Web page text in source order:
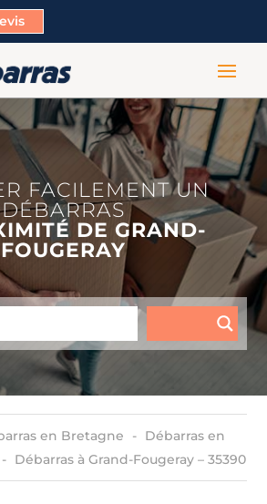
FACILEMENT UN
DÉBARRAS
DE GRAND-
FOUGERAY
en Bretagne
Débarras en
Débarras à Grand-Fougeray – 35390